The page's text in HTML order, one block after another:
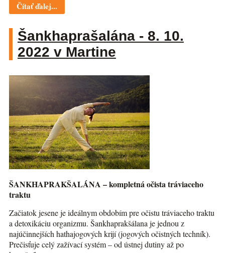
Čítať ďalej...
Šankhaprašalána - 8. 10.
2022 v Martine
ŠANKHAPRAKŠALÁNA – kompletná očista tráviaceho
traktu
Začiatok jesene je ideálnym obdobím pre očistu tráviaceho traktu
a detoxikáciu organizmu. Šankhaprakšálana je jednou z
najúčinnejších hathajogových krijí (jogových očistných techník).
Prečisťuje celý zažívací systém – od ústnej dutiny až po